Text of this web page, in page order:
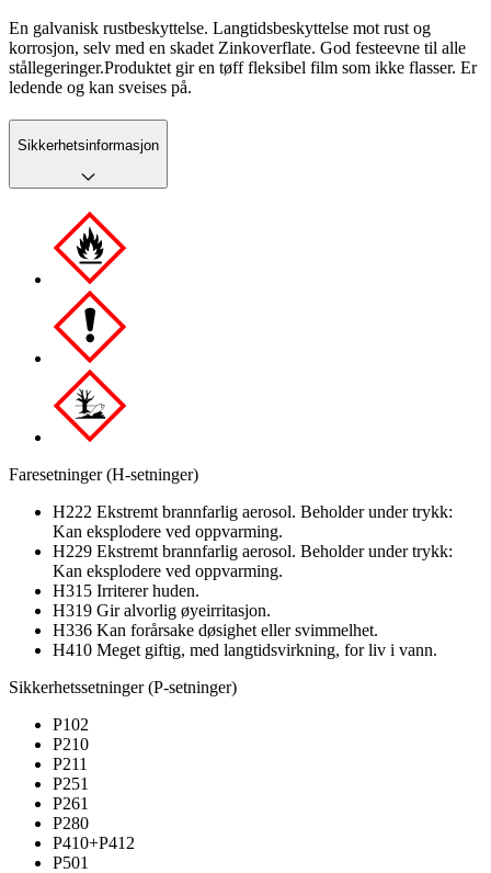
En galvanisk rustbeskyttelse. Langtidsbeskyttelse mot rust og
korrosjon, selv med en skadet Zinkoverflate. God festeevne til alle
stållegeringer.Produktet gir en tøff fleksibel film som ikke flasser. Er
ledende og kan sveises på.
Sikkerhetsinformasjon
Faresetninger (H-setninger)
H222 Ekstremt brannfarlig aerosol. Beholder under trykk:
Kan eksplodere ved oppvarming.
H229 Ekstremt brannfarlig aerosol. Beholder under trykk:
Kan eksplodere ved oppvarming.
H315 Irriterer huden.
H319 Gir alvorlig øyeirritasjon.
H336 Kan forårsake døsighet eller svimmelhet.
H410 Meget giftig, med langtidsvirkning, for liv i vann.
Sikkerhetssetninger (P-setninger)
P102
P210
P211
P251
P261
P280
P410+P412
P501